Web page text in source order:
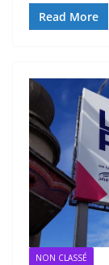
Read More
NON CLASSÉ